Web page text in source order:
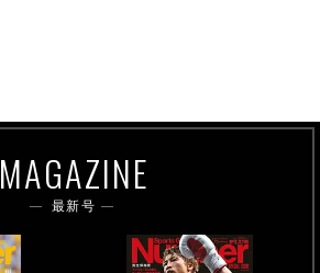
MAGAZINE
最新号